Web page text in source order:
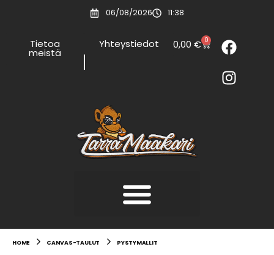
06/08/2026 11:38
Tietoa
meistä
Yhteystiedot 0,00€ 0
HOME CANVAS-TAULUT PYSTYMALLIT